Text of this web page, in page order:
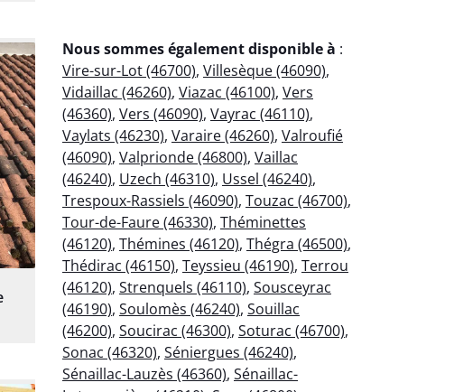
Nous sommes également disponible à :
Vire-sur-Lot (46700), Villesèque (46090),
Vidaillac (46260), Viazac (46100), Vers
(46360), Vers (46090), Vayrac (46110),
Vaylats (46230), Varaire (46260), Valroufié
(46090), Valprionde (46800), Vaillac
(46240), Uzech (46310), Ussel (46240),
Trespoux-Rassiels (46090), Touzac (46700),
Tour-de-Faure (46330), Théminettes
(46120), Thémines (46120), Thégra (46500),
Thédirac (46150), Teyssieu (46190), Terrou
(46120), Strenquels (46110), Sousceyrac
(46190), Soulomès (46240), Souillac
(46200), Soucirac (46300), Soturac (46700),
Sonac (46320), Séniergues (46240),
Sénaillac-Lauzès (46360), Sénaillac-